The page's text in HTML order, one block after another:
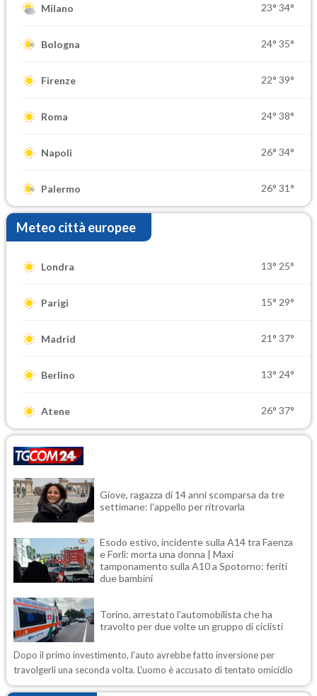
Milano 23° 34°
Bologna 24° 35°
Firenze 22° 39°
Roma 24° 38°
Napoli 26° 34°
Palermo 26° 31°
Meteo città europee
Londra 13° 25°
Parigi 15° 29°
Madrid 21° 37°
Berlino 13° 24°
Atene 26° 37°
Giove, ragazza di 14 anni scomparsa da tre
settimane: l'appello per ritrovarla
Esodo estivo, incidente sulla A14 tra Faenza
e Forlì: morta una donna | Maxi
tamponamento sulla A10 a Spotorno: feriti
due bambini
Torino, arrestato l'automobilista che ha
travolto per due volte un gruppo di ciclisti
Dopo il primo investimento, l'auto avrebbe fatto inversione per
travolgerli una seconda volta. L'uomo è accusato di tentato omicidio